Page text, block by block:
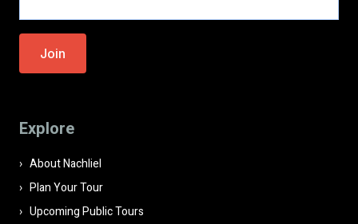
Please
leave
empty.
Explore
About Nachliel
Plan Your Tour
Upcoming Public Tours